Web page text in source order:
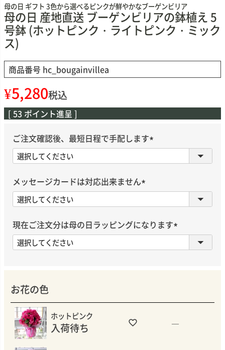
母の日 ギフト 3色から選べるピンクが鮮やかなブーゲンビリア
母の日 産地直送 ブーゲンビリアの鉢植え 5
号鉢 (ホットピンク・ライトピンク・ミック
ス)
商品番号 hc_bougainvillea
¥5,280税込
[ 53 ポイント進呈 ]
ご注文確認後、最短日程で手配します
必
)
メッセージカードは対応出来ません
必
須
)
現在ご注文分は母の日ラッピングになります
必
お花の色
ホットピンク
入荷待ち —